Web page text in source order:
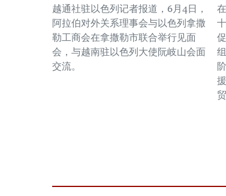
越通社驻以色列记者报道，6月4日，
阿拉伯对外关系理事会与以色列拿撒
勒工商会在拿撒勒市联合举行见面
会，与越南驻以色列大使阮岐山会面
交流。